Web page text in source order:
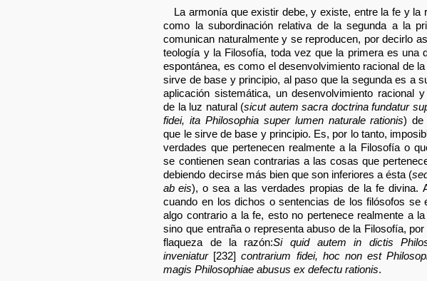
La armonía que existir debe, y existe, entre la fe y la
como la subordinación relativa de la segunda a la
comunican naturalmente y se reproducen, por decirlo
teología y la Filosofía, toda vez que la primera es una
espontánea, es como el desenvolvimiento racional de
sirve de base y principio, al paso que la segunda es a
aplicación sistemática, un desenvolvimiento racional
de la luz natural (sicut autem sacra doctrina fundatur
fidei, ita Philosophia super lumen naturale rationis) de
que le sirve de base y principio. Es, por lo tanto,
verdades que pertenecen realmente a la Filosofía o
se contienen sean contrarias a las cosas que
debiendo decirse más bien que son inferiores a ésta (
ab eis), o sea a las verdades propias de la fe divina.
cuando en los dichos o sentencias de los filósofos se
algo contrario a la fe, esto no pertenece realmente a la
sino que entraña o representa abuso de la Filosofía,
flaqueza de la razón:Si quid autem in dictis
inveniatur [232]contrarium fidei, hoc non est
magis Philosophiae abusus ex defectu rationis.